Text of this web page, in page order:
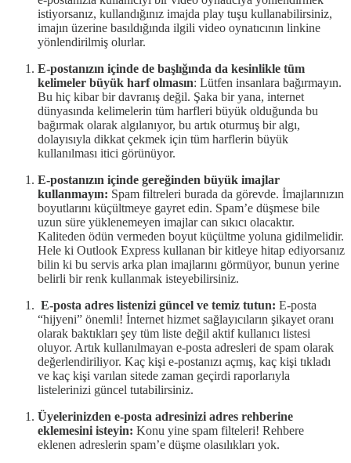
istiyorsanız, kullandığınız imajda play tuşu kullanabilirsiniz,
imajın üzerine basıldığında ilgili video oynatıcının linkine
yönlendirilmiş olurlar.
E-postanızın içinde de başlığında da kesinlikle tüm
kelimeler büyük harf olmasın: Lütfen insanlara bağırmayın.
Bu hiç kibar bir davranış değil. Şaka bir yana, internet
dünyasında kelimelerin tüm harfleri büyük olduğunda bu
bağırmak olarak algılanıyor, bu artık oturmuş bir algı,
dolayısıyla dikkat çekmek için tüm harflerin büyük
kullanılması itici görünüyor.
E-postanızın içinde gereğinden büyük imajlar
kullanmayın: Spam filtreleri burada da görevde. İmajlarınızın
boyutlarını küçültmeye gayret edin. Spam’e düşmese bile
uzun süre yüklenemeyen imajlar can sıkıcı olacaktır.
Kaliteden ödün vermeden boyut küçültme yoluna gidilmelidir.
Hele ki Outlook Express kullanan bir kitleye hitap ediyorsanız
bilin ki bu servis arka plan imajlarını görmüyor, bunun yerine
belirli bir renk kullanmak isteyebilirsiniz.
E-posta adres listenizi güncel ve temiz tutun: E-posta
“hijyeni” önemli! İnternet hizmet sağlayıcıların şikayet oranı
olarak baktıkları şey tüm liste değil aktif kullanıcı listesi
oluyor. Artık kullanılmayan e-posta adresleri de spam olarak
değerlendiriliyor. Kaç kişi e-postanızı açmış, kaç kişi tıkladı
ve kaç kişi varılan sitede zaman geçirdi raporlarıyla
listelerinizi güncel tutabilirsiniz.
Üyelerinizden e-posta adresinizi adres rehberine
eklemesini isteyin: Konu yine spam filteleri! Rehbere
eklenen adreslerin spam’e düşme olasılıkları yok.